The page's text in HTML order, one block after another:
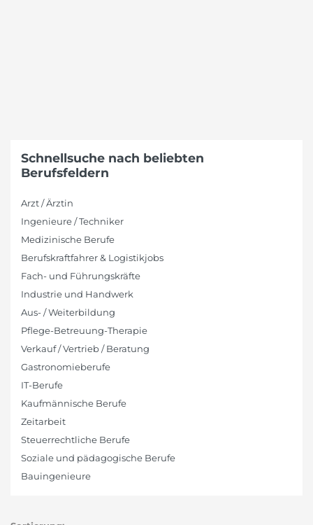
Schnellsuche nach beliebten
Berufsfeldern
Arzt / Ärztin
Ingenieure / Techniker
Medizinische Berufe
Berufskraftfahrer & Logistikjobs
Fach- und Führungskräfte
Industrie und Handwerk
Aus- / Weiterbildung
Pflege-Betreuung-Therapie
Verkauf / Vertrieb / Beratung
Gastronomieberufe
IT-Berufe
Kaufmännische Berufe
Zeitarbeit
Steuerrechtliche Berufe
Soziale und pädagogische Berufe
Bauingenieure